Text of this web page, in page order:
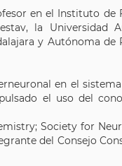
en el Instituto de
la Universidad
y Autónoma de
en el
el uso del
Society for
del Consejo